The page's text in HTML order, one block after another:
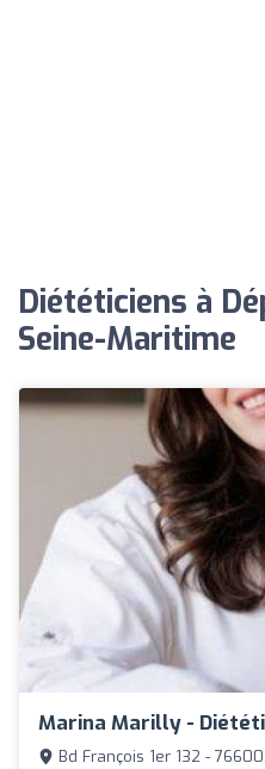
Diététiciens à
Seine-Maritime
Marina Marilly -
Bd François 1er 132 -